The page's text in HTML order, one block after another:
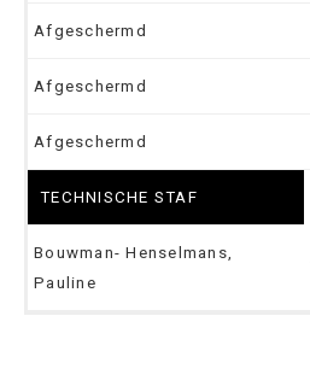
Afgeschermd
Afgeschermd
Afgeschermd
TECHNISCHE STAF
Bouwman- Henselmans,
Pauline